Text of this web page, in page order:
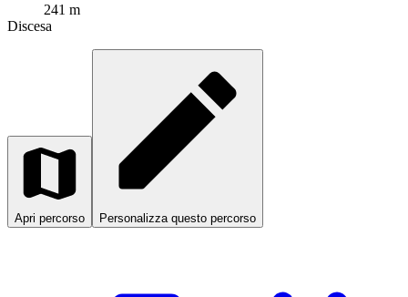
241 m
Discesa
Apri percorso Personalizza questo percorso